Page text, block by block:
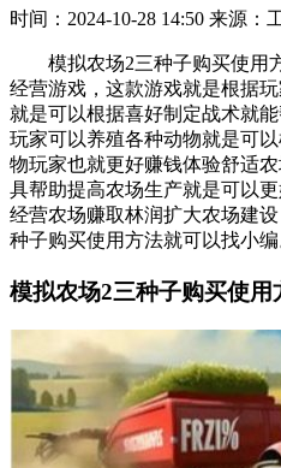
时间：2024-10-28 14:50 来源：
模拟农场2三种子购买使用
经营游戏，这款游戏就是根据
就是可以根据喜好制定战术就
玩家可以养殖各种动物就是可
物玩家也就更好赚钱体验舒适
具帮助提高农场生产就是可以
经营农场赚取林润扩大农场建
种子购买使用方法就可以找小编
模拟农场2三种子购买使用